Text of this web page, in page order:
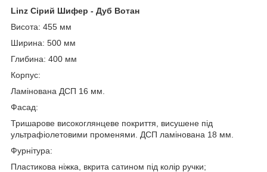
Linz Сірий Шифер - Дуб Вотан
Висота: 455 мм
Ширина: 500 мм
Глибина: 400 мм
Корпус:
Ламінована ДСП 16 мм.
Фасад:
Тришарове високоглянцеве покриття, висушене під
ультрафіолетовими променями. ДСП ламінована 18 мм.
Фурнітура:
Пластикова ніжка, вкрита сатином під колір ручки;